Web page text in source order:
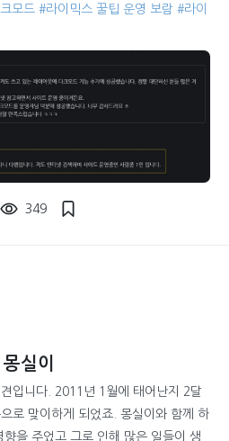
모드 #라이믹스 꿀팁 운영 보람 #라이
349
실이
입니다. 2011년 1월에 태어난지 2달
로 맞이하게 되었죠. 몽실이와 함께 하
향을 주었고 그로 인해 많은 일들이 생